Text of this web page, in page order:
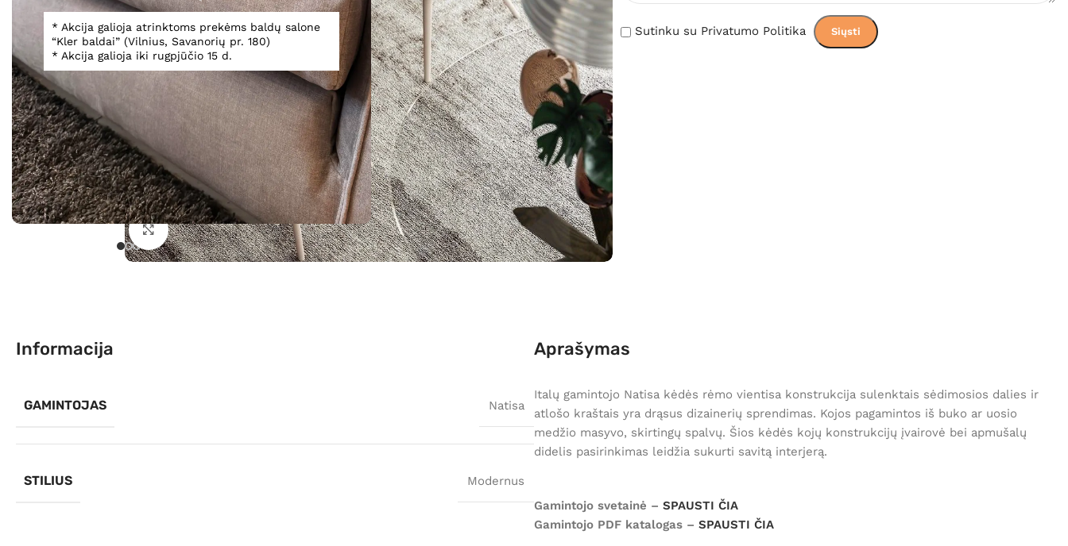
* Akcija galioja atrinktoms prekėms baldų salone
“Kler baldai” (Vilnius, Savanorių pr. 180)
* Akcija galioja iki rugpjūčio 15 d.
Spustelėkite, norėdami padidinti
Sutinku su Privatumo Politika
Informacija
GAMINTOJAS Natisa
STILIUS Modernus
Aprašymas
Italų gamintojo Natisa kėdės rėmo vientisa konstrukcija sulenktais sėdimosios dalies ir
atlošo kraštais yra drąsus dizainerių sprendimas. Kojos pagamintos iš buko ar uosio
medžio masyvo, skirtingų spalvų. Šios kėdės kojų konstrukcijų įvairovė bei apmušalų
didelis pasirinkimas leidžia sukurti savitą interjerą.
Gamintojo svetainė – SPAUSTI ČIA
Gamintojo PDF katalogas – SPAUSTI ČIA